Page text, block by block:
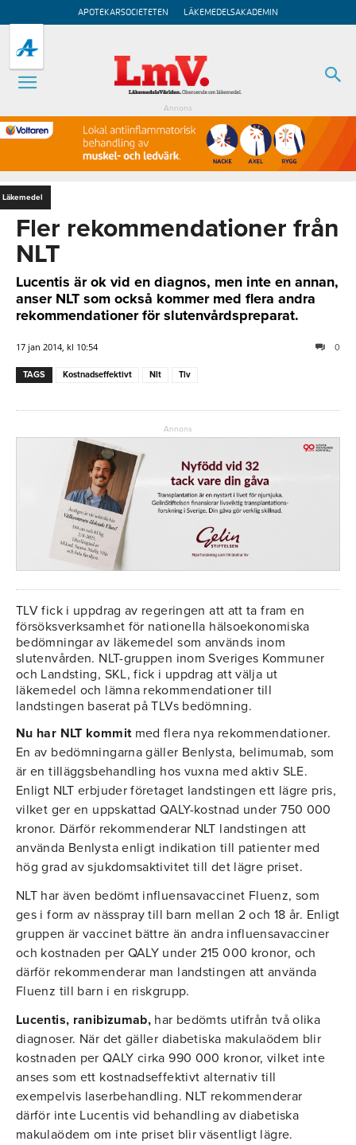
APOTEKARSOCIETETEN LÄKEMEDELSAKADEMIN
Annons
Läkemedel
Fler rekommendationer från
NLT
Lucentis är ok vid en diagnos, men inte en annan,
anser NLT som också kommer med flera andra
rekommendationer för slutenvårdspreparat.
17 jan 2014, kl 10:54 0
TAGS Kostnadseffektivt Nlt Tlv
Annons
TLV fick i uppdrag av regeringen att att ta fram en
försöksverksamhet för nationella hälsoekonomiska
bedömningar av läkemedel som används inom
slutenvården. NLT-gruppen inom Sveriges Kommuner
och Landsting, SKL, fick i uppdrag att välja ut
läkemedel och lämna rekommendationer till
landstingen baserat på TLVs bedömning.
Nu har NLT kommitmed flera nya rekommendationer.
En av bedömningarna gäller Benlysta, belimumab, som
är en tilläggsbehandling hos vuxna med aktiv SLE.
Enligt NLT erbjuder företaget landstingen ett lägre pris,
vilket ger en uppskattad QALY-kostnad under 750 000
kronor. Därför rekommenderar NLT landstingen att
använda Benlysta enligt indikation till patienter med
hög grad av sjukdomsaktivitet till det lägre priset.
NLT har även bedömt influensavaccinet Fluenz, som
ges i form av nässpray till barn mellan 2 och 18 år. Enligt
gruppen är vaccinet bättre än andra influensavacciner
och kostnaden per QALY under 215 000 kronor, och
därför rekommenderar man landstingen att använda
Fluenz till barn i en riskgrupp.
Lucentis, ranibizumab, har bedömts utifrån två olika
diagnoser. När det gäller diabetiska makulaödem blir
kostnaden per QALY cirka 990 000 kronor, vilket inte
anses som ett kostnadseffektivt alternativ till
exempelvis laserbehandling. NLT rekommenderar
därför inte Lucentis vid behandling av diabetiska
makulaödem om inte priset blir väsentligt lägre.